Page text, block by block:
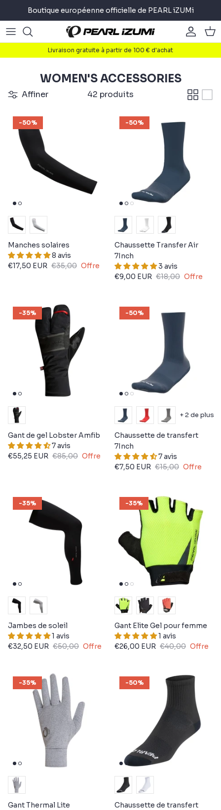
contenu
Boutique européenne officielle de PEARL iZUMi
Route
Montagne
Accessoires
Route
Montagne
Accessoires
About
La course à pied
Livraison gratuite à partir de 100 € d'achat
WOMEN'S ACCESSORIES
Affiner 42 produits
-50%
Manches solaires
8 avis
€17,50 EUR €35,00 Offre
-50%
Chaussette Transfer Air
7Inch
3 avis
€9,00 EUR €18,00 Offre
-35%
Gant de gel Lobster Amfib
7 avis
€55,25 EUR €85,00 Offre
-50%
Chaussette de transfert
7Inch
7 avis
€7,50 EUR €15,00 Offre
+ 2 de plus
-35%
Jambes de soleil
1 avis
€32,50 EUR €50,00 Offre
-35%
Gant Elite Gel pour femme
1 avis
€26,00 EUR €40,00 Offre
-35%
Gant Thermal Lite
-50%
Chaussette de transfert